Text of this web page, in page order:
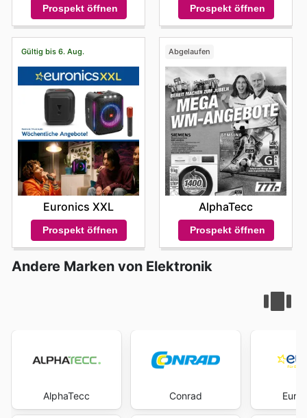
Prospekt öffnen Prospekt öffnen
Gültig bis 6. Aug.
Euronics XXL
Prospekt öffnen
Abgelaufen
AlphaTecc
Prospekt öffnen
Andere Marken von Elektronik
AlphaTecc Conrad